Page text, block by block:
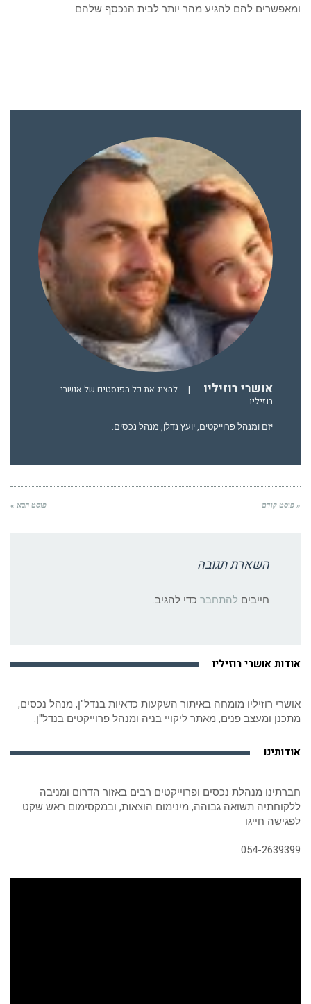
ומאפשרים להם להגיע מהר יותר לבית הנכסף שלהם.
אושרי רוזיליו |
להציג את כל הפוסטים של אושרי
רוזיליו
יזם ומנהל פרוייקטים, יועץ נדלן, מנהל נכסים.
« פוסט קודם פוסט הבא »
השארת תגובה
חייבים להתחבר כדי להגיב.
אודות אושרי רוזיליו
אושרי רוזיליו מומחה באיתור השקעות כדאיות בנדל"ן, מנהל נכסים,
מתכנן ומעצב פנים, מאתר ליקויי בניה ומנהל פרוייקטים בנדל"ן.
אודותינו
חברתינו מנהלת נכסים ופרוייקטים רבים באזור הדרום ומניבה
ללקוחתיה תשואה גבוהה, מינימום הוצאות, ובמקסימום ראש שקט.
לפגישה חייגו
054-2639399